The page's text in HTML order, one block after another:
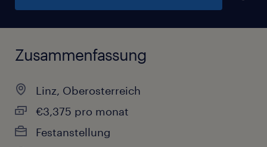
Zusammenfassung
Linz, Oberosterreich
€3,375 pro monat
Festanstellung